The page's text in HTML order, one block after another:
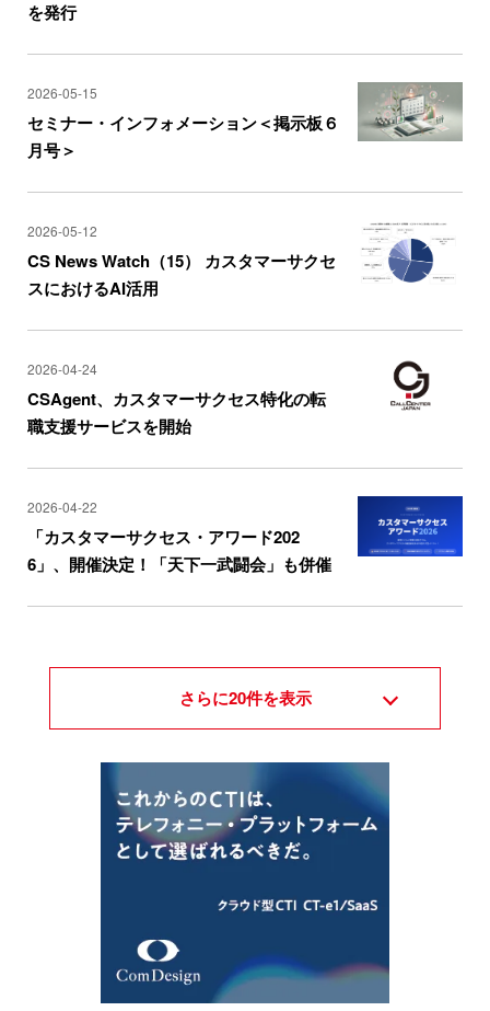
を発行
2026-05-15
セミナー・インフォメーション＜掲示板６
月号＞
2026-05-12
CS News Watch（15） カスタマーサクセ
スにおけるAI活用
2026-04-24
CSAgent、カスタマーサクセス特化の転
職支援サービスを開始
2026-04-22
「カスタマーサクセス・アワード202
6」、開催決定！「天下一武闘会」も併催
さらに20件を表示